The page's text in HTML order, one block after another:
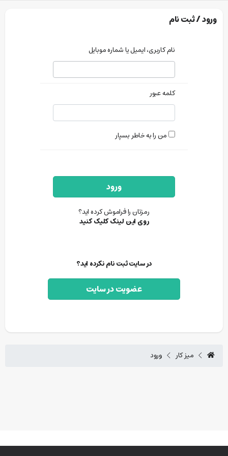
ورود / ثبت نام
نام کاربری، ایمیل یا شماره موبایل
کلمه عبور
من را به خاطر بسپار
ورود
رمزتان را فراموش کرده اید؟
روی این لینک کلیک کنید
در سایت ثبت نام نکرده اید؟
عضویت در سایت
میز کار ورود